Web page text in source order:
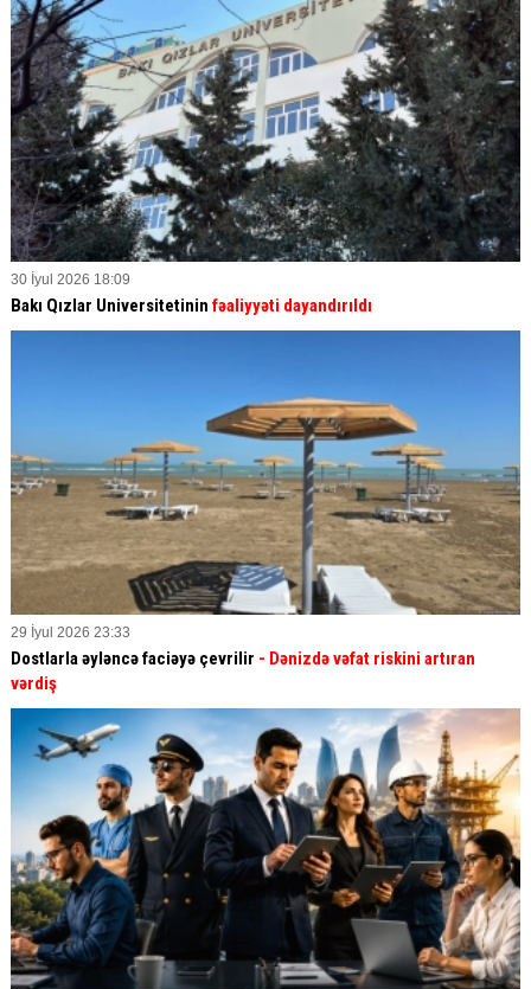
30 İyul 2026 18:09
Bakı Qızlar Universitetinin fəaliyyəti dayandırıldı
29 İyul 2026 23:33
Dostlarla əyləncə faciəyə çevrilir - Dənizdə vəfat riskini artıran
vərdiş